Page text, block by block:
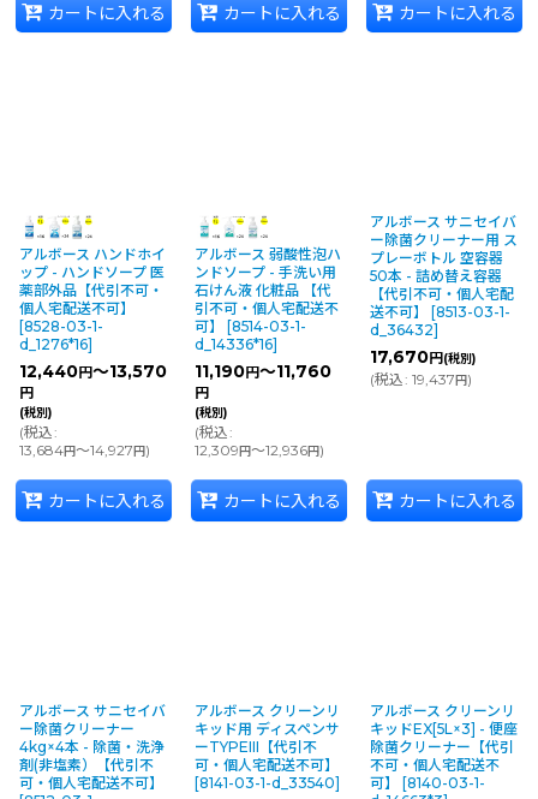
カートに入れる カートに入れる カートに入れる
アルボース ハンドホイ
ップ - ハンドソープ 医
薬部外品【代引不可・
個人宅配送不可】
[8528-03-1-
d_1276*16]
12,440円～13,570
円
(税別)
(税込:
13,684円～14,927円)
カートに入れる
アルボース 弱酸性泡ハ
ンドソープ - 手洗い用
石けん液 化粧品 【代
引不可・個人宅配送不
可】
[8514-03-1-
d_14336*16]
11,190円～11,760
円
(税別)
(税込:
12,309円～12,936円)
カートに入れる
アルボース サニセイバ
ー除菌クリーナー用 ス
プレーボトル 空容器
50本 - 詰め替え容器
【代引不可・個人宅配
送不可】
[8513-03-1-
d_36432]
17,670円 (税別)
(税込: 19,437 円)
カートに入れる
アルボース サニセイバ
ー除菌クリーナー
4kg×4本 - 除菌・洗浄
剤(非塩素）【代引不
可・個人宅配送不可】
アルボース クリーンリ
キッド用 ディスペンサ
ーTYPEIII【代引不
可・個人宅配送不可】
[8141-03-1-d_33540]
アルボース クリーンリ
キッドEX[5L×3] - 便座
除菌クリーナー【代引
不可・個人宅配送不
可】
[8140-03-1-